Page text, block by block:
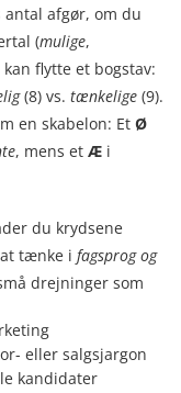
antal afgør, om du
(mulige,
flytte et bogstav:
(8) vs. tænkelige (9).
en skabelon: Et Ø
, mens et Æ i
du krydsene
tænke i fagsprog og
drejninger som
eller salgsjargon
kandidater